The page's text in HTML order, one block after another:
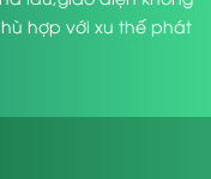
hợp với xu thế phát